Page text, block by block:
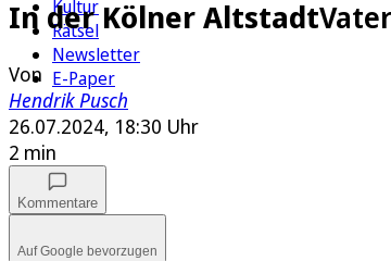
Kultur
Rätsel
Newsletter
E-Paper
In der Kölner Altstadt
Von
Hendrik Pusch
26.07.2024, 18:30 Uhr
2 min
Kommentare
Auf Google bevorzugen